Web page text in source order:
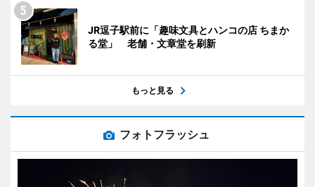
JR逗子駅前に「趣味文具とハンコの店 ちまか
る堂」 老舗・文章堂を刷新
もっと見る
フォトフラッシュ